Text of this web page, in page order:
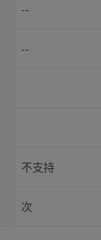
--
--
不支持
次